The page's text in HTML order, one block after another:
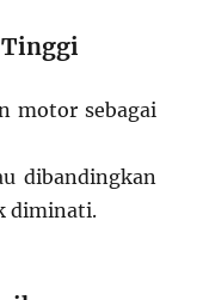
Tinggi
motor sebagai
dibandingkan
diminati.